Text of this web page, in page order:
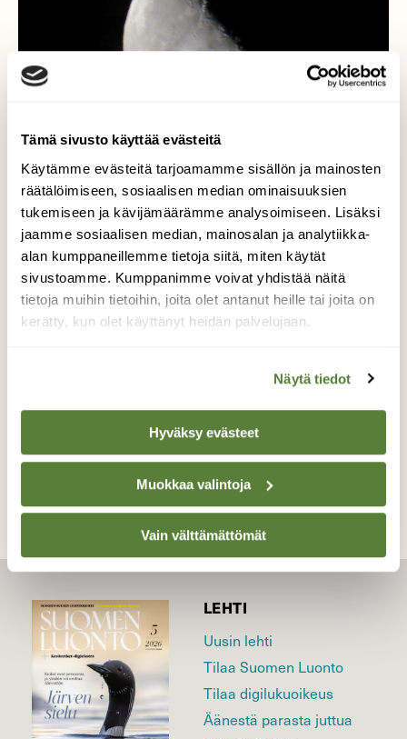
Tämä sivusto käyttää evästeitä
Käytämme evästeitä tarjoamamme sisällön ja mainosten
räätälöimiseen, sosiaalisen median ominaisuuksien
tukemiseen ja kävijämäärämme analysoimiseen. Lisäksi
jaamme sosiaalisen median, mainosalan ja analytiikka-
alan kumppaneillemme tietoja siitä, miten käytät
sivustoamme. Kumppanimme voivat yhdistää näitä
tietoja muihin tietoihin, joita olet antanut heille tai joita on
kerätty, kun olet käyttänyt heidän palvelujaan.
Näytä tiedot
Hyväksy evästeet
Muokkaa valintoja
Vain välttämättömät
Puolikas kuu
Rosoinen on kuun pinta.
TAKAISIN LISTAAN
LEHTI
Uusin lehti
Tilaa Suomen Luonto
Tilaa digilukuoikeus
Äänestä parasta juttua